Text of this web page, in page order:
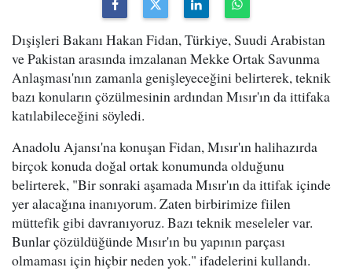
Dışişleri Bakanı Hakan Fidan, Türkiye, Suudi Arabistan
ve Pakistan arasında imzalanan Mekke Ortak Savunma
Anlaşması'nın zamanla genişleyeceğini belirterek, teknik
bazı konuların çözülmesinin ardından Mısır'ın da ittifaka
katılabileceğini söyledi.
Anadolu Ajansı'na konuşan Fidan, Mısır'ın halihazırda
birçok konuda doğal ortak konumunda olduğunu
belirterek, "Bir sonraki aşamada Mısır'ın da ittifak içinde
yer alacağına inanıyorum. Zaten birbirimize fiilen
müttefik gibi davranıyoruz. Bazı teknik meseleler var.
Bunlar çözüldüğünde Mısır'ın bu yapının parçası
olmaması için hiçbir neden yok." ifadelerini kullandı.